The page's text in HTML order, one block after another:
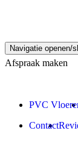
Navigatie openen/
Afspraak maken
PVC
Contact